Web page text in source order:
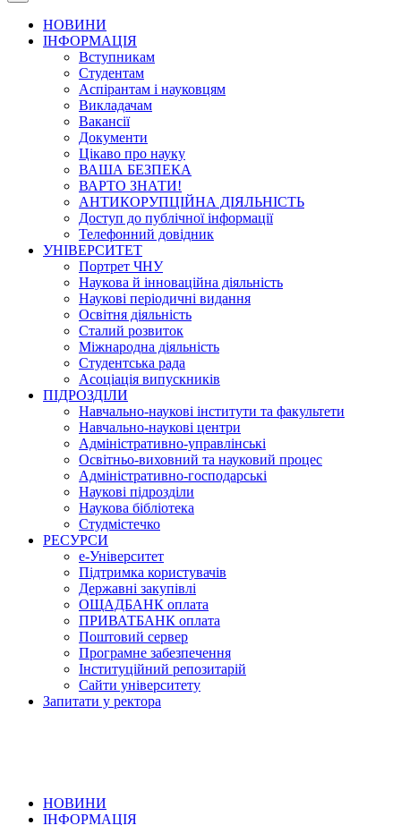
НОВИНИ
ІНФОРМАЦІЯ
Вступникам
Студентам
Аспірантам і науковцям
Викладачам
Вакансії
Документи
Цікаво про науку
ВАША БЕЗПЕКА
ВАРТО ЗНАТИ!
АНТИКОРУПЦІЙНА ДІЯЛЬНІСТЬ
Доступ до публічної інформації
Телефонний довідник
УНІВЕРСИТЕТ
Портрет ЧНУ
Наукова й інноваційна діяльність
Наукові періодичні видання
Освітня діяльність
Сталий розвиток
Міжнародна діяльність
Студентська рада
Асоціація випускників
ПІДРОЗДІЛИ
Навчально-наукові інститути та факультети
Навчально-наукові центри
Адміністративно-управлінські
Освітньо-виховний та науковий процес
Адміністративно-господарські
Наукові підрозділи
Наукова бібліотека
Студмістечко
РЕСУРСИ
е-Університет
Підтримка користувачів
Державні закупівлі
ОЩАДБАНК оплата
ПРИВАТБАНК оплата
Поштовий сервер
Програмне забезпечення
Інституційний репозитарій
Сайти університету
Запитати у ректора
НОВИНИ
ІНФОРМАЦІЯ